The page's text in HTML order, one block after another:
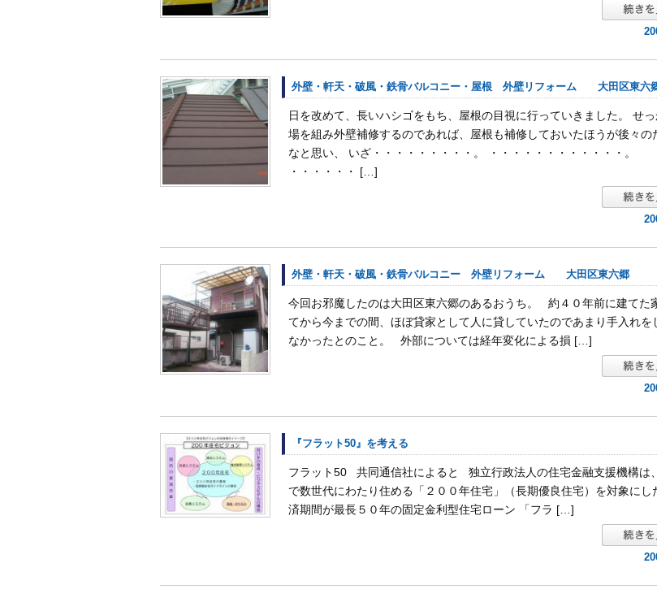
外壁・軒天・破風・鉄骨バルコニー・屋根 外壁リフォーム 大田区東六
日を改めて、長いハシゴをもち、屋根の目視に行っていきました。 せっ
場を組み外壁補修するのであれば、屋根も補修しておいたほうが後々の
なと思い、 いざ・・・・・・・・・。 ・・・・・・・・・・・・。
・・・・・・ […]
外壁・軒天・破風・鉄骨バルコニー 外壁リフォーム 大田区東六郷
今回お邪魔したのは大田区東六郷のあるおうち。 約４０年前に建てた
てから今までの間、ほぼ貸家として人に貸していたのであまり手入れを
なかったとのこと。 外部については経年変化による損 […]
『フラット50』を考える
フラット50 共同通信社によると 独立行政法人の住宅金融支援機構は
で数世代にわたり住める「２００年住宅」（長期優良住宅）を対象にし
済期間が最長５０年の固定金利型住宅ローン 「フラ […]